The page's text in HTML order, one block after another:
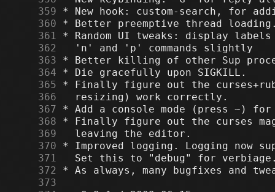
    359
    360
    361
    362
    363
    364
    365
    366
    367
    368
    369
    370
    371
    372
    373